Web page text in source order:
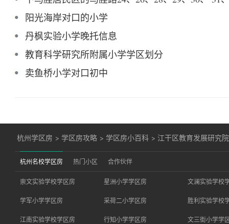
阳光海岸对口的小学
丹枫实验小学晚托信息
教育科学研究所附属小学学区划分
卖鱼桥小学对口初中
杭州学区房 > 学区房攻略 > 学区房小百科 > 江干区教育发展研究
杭州名校学区房 热门小区 合作伙伴
崇文实验学校学区房 星洲小学学区房 文澜实验学校
学军小学学区房 采荷二小学区房 胜利实验学校
江南实验学校学区房 行知小学学区房 文三街小学学